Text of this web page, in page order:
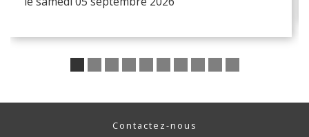
Contactez-nous